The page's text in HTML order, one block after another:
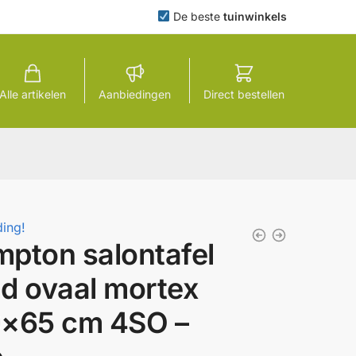
De beste tuinwinkels
Alle artikelen Aanbiedingen Direct bestellen
salontafel
ovaal mortex
cm 4SO –